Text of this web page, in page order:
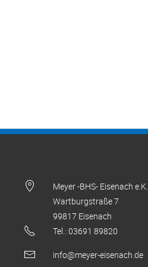
Meyer -BHS- Eisenach e.K.
Wartburgstraße 7
99817 Eisenach
Tel.: 03691 89820
info@meyer-eisenach.de